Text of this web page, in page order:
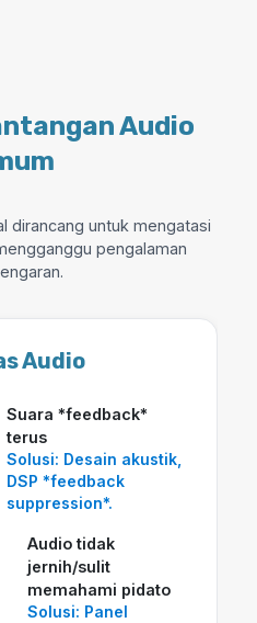
Audio
dirancang untuk mengatasi
pengalaman
Audio
Suara *feedback*
terus
Solusi: Desain akustik,
DSP *feedback
suppression*.
Audio tidak
jernih/sulit
memahami pidato
Solusi: Panel